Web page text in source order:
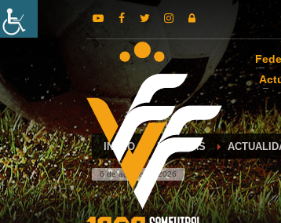
INICIO NOTICIAS
6 de agosto de 2026